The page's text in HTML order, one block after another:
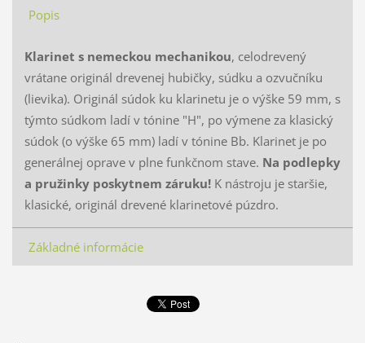
Popis
Klarinet s nemeckou mechanikou, celodrevený
vrátane originál drevenej hubičky, súdku a ozvučníku
(lievika). Originál súdok ku klarinetu je o výške 59 mm, s
týmto súdkom ladí v tónine "H", po výmene za klasický
súdok (o výške 65 mm) ladí v tónine Bb. Klarinet je po
generálnej oprave v plne funkčnom stave. Na podlepky
a pružinky poskytnem záruku!K nástroju je staršie,
klasické, originál drevené klarinetové púzdro.
Základné informácie